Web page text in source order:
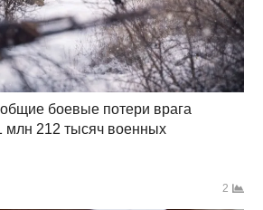
боевые потери врага
млн 212 тысяч военных
2